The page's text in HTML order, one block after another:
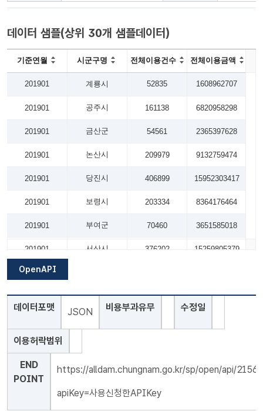
데이터 샘플(상위 30개 샘플데이터)
기준연월 시군구명 전체이용건수 전체이용금액
201901 계룡시 52835 1608962707
201901 공주시 161138 6820958298
201901 금산군 54561 2365397628
201901 논산시 209979 9132759474
201901 당진시 406899 15952303417
201901 보령시 203334 8364176464
201901 부여군 70460 3651585018
201901 서산시 376202 15259805379
OpenAPI
데이터포맷 JSON 비용부과유무 수정일
이용허락범위
END
POINT
https://alldam.chungnam.go.kr/sp/open/api/
apiKey=사용신청한APIKey